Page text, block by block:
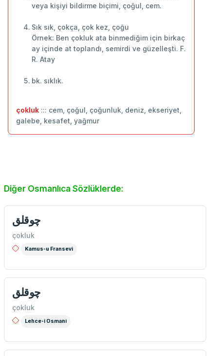
veya kişiyi bildirme biçimi, çoğul, cem.
Sık sık, çokça, çok kez, çoğu
Örnek: Ben çokluk ata binmediğim için birkaç
ay içinde at toplandı, semirdi ve güzelleşti. F.
R. Atay
bk. sıklık.
çokluk ::: cem, çoğul, çoğunluk, deniz, ekseriyet,
galebe, kesafet, yağmur
Diğer Osmanlıca Sözlüklerde:
چوقلق
çokluk
Kamus-u Fransevi
چوقلق
çokluk
Lehce-i Osmani